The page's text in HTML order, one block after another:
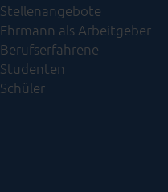
Stellenangebote
Ehrmann als Arbeitgeber
Berufserfahrene
Studenten
Schüler